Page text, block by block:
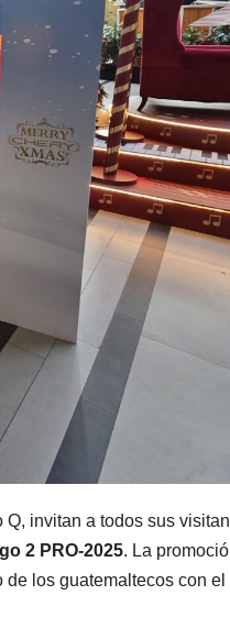
invitan a todos sus
2 PRO-2025. La
los guatemaltecos con el